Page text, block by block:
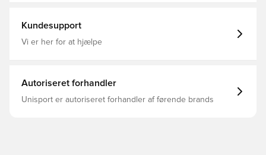
Kundesupport
Vi er her for at hjælpe
Autoriseret forhandler
Unisport er autoriseret forhandler af førende brands